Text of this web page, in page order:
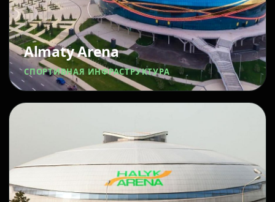
Almaty Arena
СПОРТИВНАЯ ИНФРАСТРУКТУРА